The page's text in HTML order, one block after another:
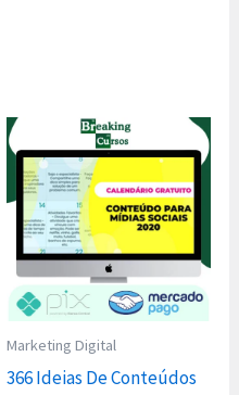
Marketing Digital
366 Ideias De Conteúdos